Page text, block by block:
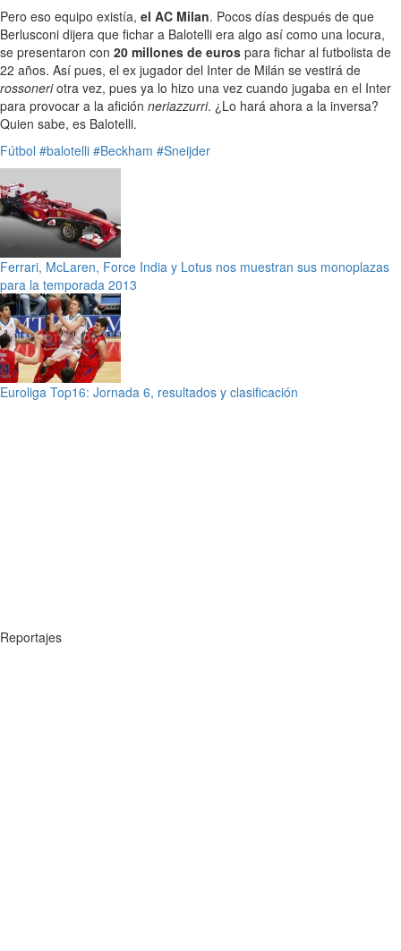
Pero eso equipo existía, el AC Milan. Pocos días después de que
Berlusconi dijera que fichar a Balotelli era algo así como una locura,
se presentaron con 20 millones de euros para fichar al futbolista de
22 años. Así pues, el ex jugador del Inter de Milán se vestirá de
rossoneriotra vez, pues ya lo hizo una vez cuando jugaba en el Inter
para provocar a la afición neriazzurri. ¿Lo hará ahora a la inversa?
Quien sabe, es Balotelli.
Fútbol #balotelli #Beckham #Sneijder
Ferrari, McLaren, Force India y Lotus nos muestran sus monoplazas
para la temporada 2013
Euroliga Top16: Jornada 6, resultados y clasificación
Reportajes